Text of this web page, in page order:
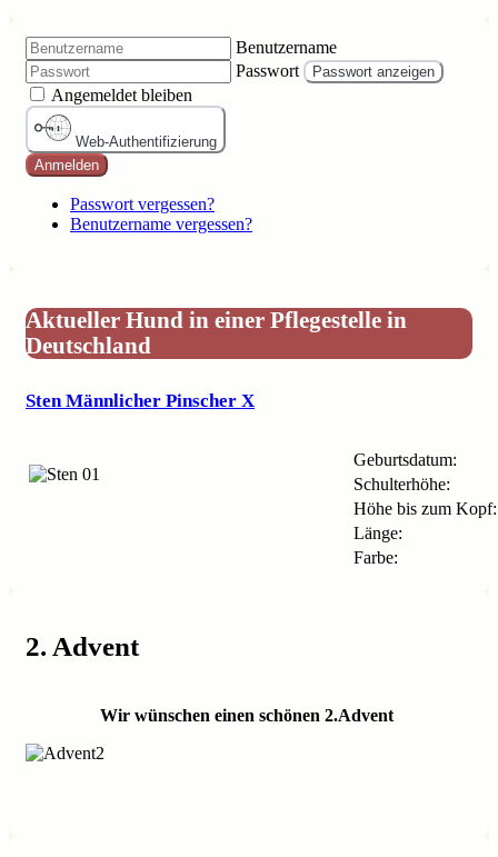
Benutzername
Passwort
Passwort anzeigen
Angemeldet bleiben
Web-Authentifizierung
Anmelden
Passwort vergessen?
Benutzername vergessen?
Aktueller Hund in einer Pflegestelle in
Deutschland
Sten Männlicher Pinscher X
Geburtsdatum:
Schulterhöhe:
Höhe bis zum Kopf:
Länge:
Farbe:
2. Advent
Wir wünschen einen schönen 2.Advent